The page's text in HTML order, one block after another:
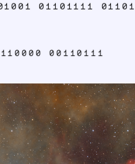
01101111
00110111